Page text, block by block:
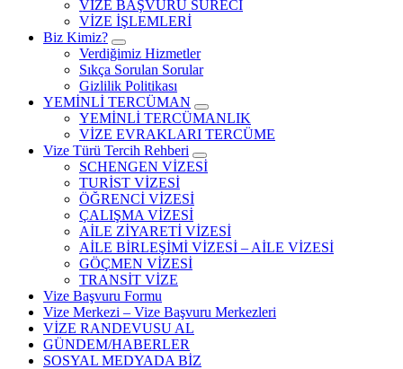
VİZE BAŞVURU SÜRECİ
VİZE İŞLEMLERİ
Biz Kimiz?
Verdiğimiz Hizmetler
Sıkça Sorulan Sorular
Gizlilik Politikası
YEMİNLİ TERCÜMAN
YEMİNLİ TERCÜMANLIK
VİZE EVRAKLARI TERCÜME
Vize Türü Tercih Rehberi
SCHENGEN VİZESİ
TURİST VİZESİ
ÖĞRENCİ VİZESİ
ÇALIŞMA VİZESİ
AİLE ZİYARETİ VİZESİ
AİLE BİRLEŞİMİ VİZESİ – AİLE VİZESİ
GÖÇMEN VİZESİ
TRANSİT VİZE
Vize Başvuru Formu
Vize Merkezi – Vize Başvuru Merkezleri
VİZE RANDEVUSU AL
GÜNDEM/HABERLER
SOSYAL MEDYADA BİZ